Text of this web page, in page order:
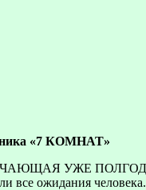
«7 КОМНАТ»
УЖЕ
все ожидания